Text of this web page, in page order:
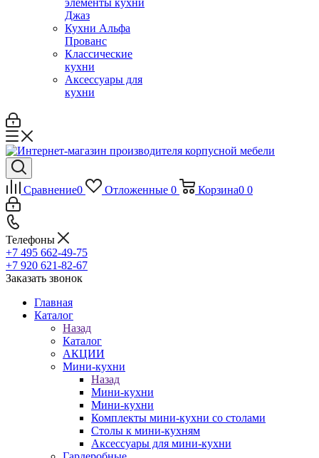
элементы кухни
Джаз
Кухни Альфа
Прованс
Классические
кухни
Аксессуары для
кухни
Сравнение0 Отложенные 0 Корзина0 0
Телефоны
+7 495 662-49-75
+7 920 621-82-67
Заказать звонок
Главная
Каталог
Назад
Каталог
АКЦИИ
Мини-кухни
Назад
Мини-кухни
Мини-кухни
Комплекты мини-кухни со столами
Столы к мини-кухням
Аксессуары для мини-кухни